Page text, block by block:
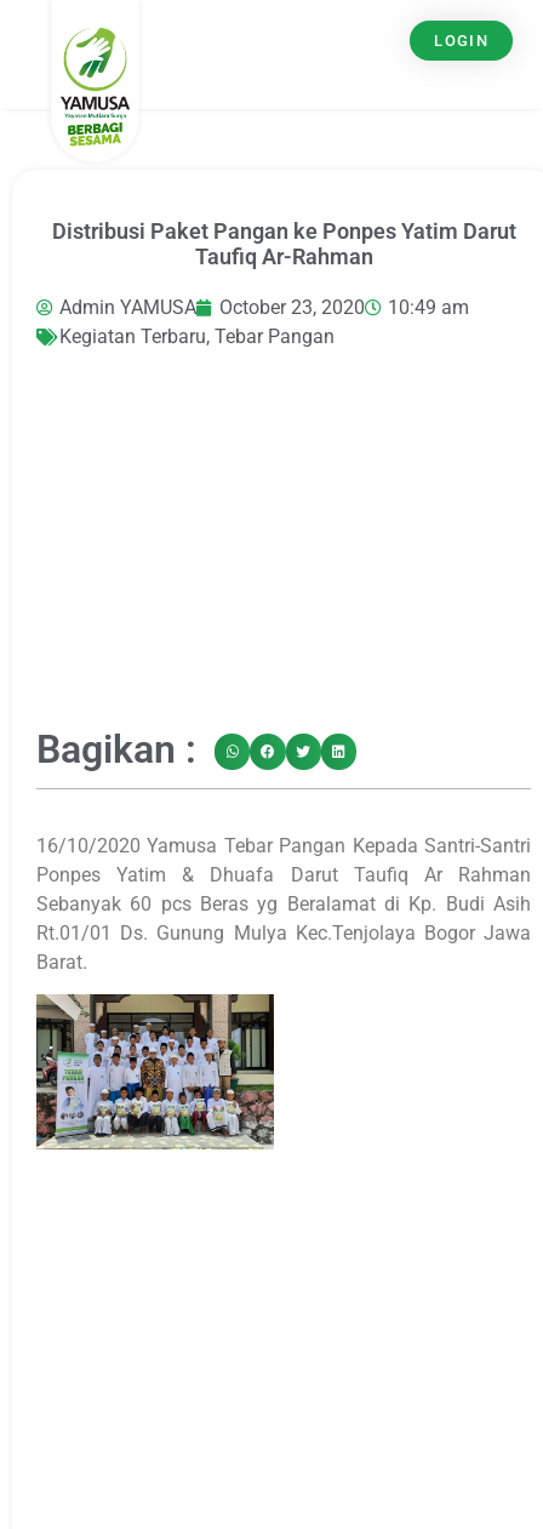
LOGIN
Distribusi Paket Pangan ke Ponpes Yatim Darut
Taufiq Ar-Rahman
Admin YAMUSA October 23, 2020
10:49 am
Kegiatan Terbaru, Tebar Pangan
Bagikan :
16/10/2020 Yamusa Tebar Pangan Kepada Santri-Santri
Ponpes Yatim & Dhuafa Darut Taufiq Ar Rahman
Sebanyak 60 pcs Beras yg Beralamat di Kp. Budi Asih
Rt.01/01 Ds. Gunung Mulya Kec.Tenjolaya Bogor Jawa
Barat.